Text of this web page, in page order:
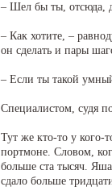
– Шел бы ты, отсюда,
– Как хотите, –
он сделать и пары
– Если ты такой
Специалистом, судя
Тут же кто-то у кого-
портмоне. Словом,
больше ста тысяч.
сдало больше